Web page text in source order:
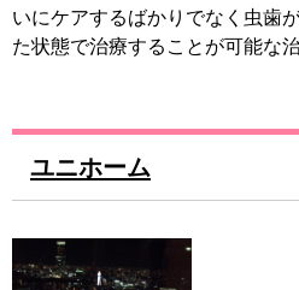
いにケアするばかりでなく虫歯
た状態で治療することが可能な
ユニホーム